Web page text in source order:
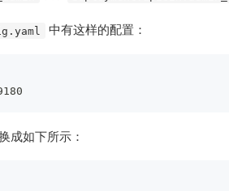
中有这样的配置：
成如下所示：